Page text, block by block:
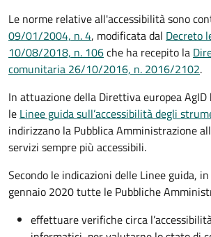
Le norme relative all'accessibilità sono
09/01/2004, n. 4, modificata dal Decreto
10/08/2018, n. 106che ha recepito la
comunitaria 26/10/2016, n. 2016/2102.
In attuazione della Direttiva europea AgID
le Linee guida sull’accessibilità degli
indirizzano la Pubblica Amministrazione
servizi sempre più accessibili.
Secondo le indicazioni delle Linee guida,
gennaio 2020 tutte le Pubbliche
effettuare verifiche circa